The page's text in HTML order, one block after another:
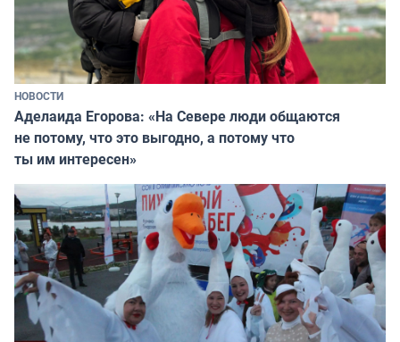
НОВОСТИ
Аделаида Егорова: «На Севере люди общаются
не потому, что это выгодно, а потому что
ты им интересен»